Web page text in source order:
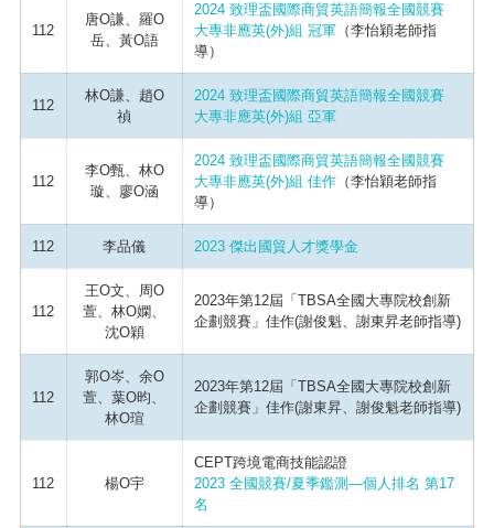
112
唐O謙、羅O
岳、黃O語
2024 致理盃國際商貿英語簡報全國競賽
大專非應英(外)組 冠軍（李怡穎老師指
導）
112
林O謙、趙O
禎
2024 致理盃國際商貿英語簡報全國競賽
大專非應英(外)組 亞軍
112
李O甄、林O
璇、廖O涵
2024 致理盃國際商貿英語簡報全國競賽
大專非應英(外)組 佳作（李怡穎老師指
導）
112 李品儀 2023 傑出國貿人才獎學金
112
王O文、周O
萱、林O嫻、
沈O穎
2023年第12屆「TBSA全國大專院校創新
企劃競賽」佳作(謝俊魁、謝東昇老師指導)
112
郭O岑、余O
萱、葉O昀、
林O瑄
2023年第12屆「TBSA全國大專院校創新
企劃競賽」佳作(謝東昇、謝俊魁老師指導)
112 楊O宇
CEPT跨境電商技能認證
2023 全國競賽/夏季鑑測—個人排名 第17
名